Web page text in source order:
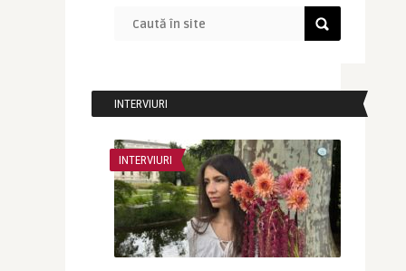
INTERVIURI
INTERVIURI